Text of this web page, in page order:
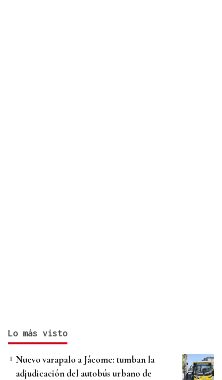
Lo más visto
Nuevo varapalo a Jácome: tumban la
adjudicación del autobús urbano de